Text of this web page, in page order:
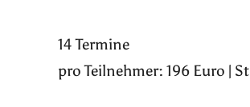
14 Termine
pro Teilnehmer: 196 Euro |